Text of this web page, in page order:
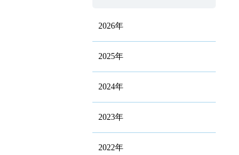
2026年
2025年
2024年
2023年
2022年